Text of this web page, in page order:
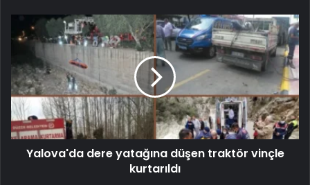
Yalova'da dere yatağına düşen traktör vinçle
kurtarıldı